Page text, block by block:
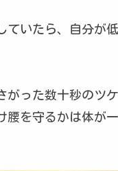
ていたら、自分が
がった数十秒のツ
腰を守るかは体が